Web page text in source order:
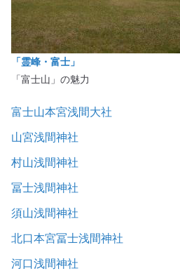
「霊峰・富士」
「富士山」の魅力
富士山本宮浅間大社
山宮浅間神社
村山浅間神社
冨士浅間神社
須山浅間神社
北口本宮冨士浅間神社
河口浅間神社